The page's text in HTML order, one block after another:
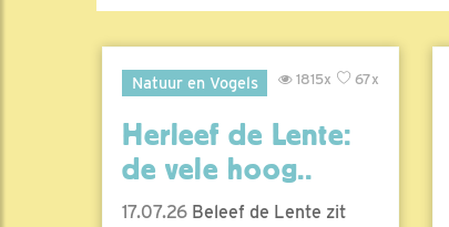
Natuur en Vogels 67x
1815x
Herleef de Lente:
de vele hoog..
17.07.26 Beleef de Lente zit